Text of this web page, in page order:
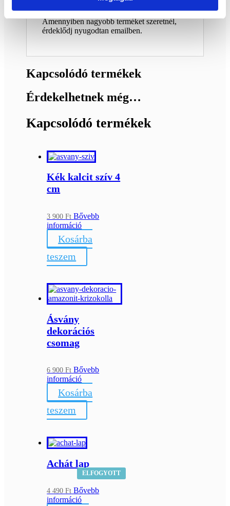
Amennyiben nagyobb terméket szeretnél,
érdeklődj nyugodtan emailben.
Kapcsolódó termékek
Érdekelhetnek még…
Kapcsolódó termékek
Kék kalcit szív 4
cm
3 900Ft Bővebb
információ
Kosárba
teszem
Ásvány
dekorációs
csomag
6 900Ft Bővebb
információ
Kosárba
teszem
ELFOGYOTT
Achát lap
4 490Ft Bővebb
információ